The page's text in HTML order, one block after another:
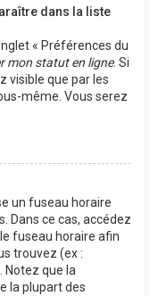
dans la liste
« Préférences du
mon statut en ligne. Si
visible que par les
même. Vous serez
un fuseau horaire
Dans ce cas, accédez
fuseau horaire afin
trouvez (ex :
Notez que la
la plupart des